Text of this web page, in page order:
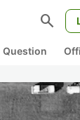
search
Question